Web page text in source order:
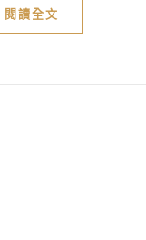
閱讀全文